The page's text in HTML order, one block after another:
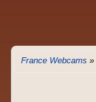
France Webcams »